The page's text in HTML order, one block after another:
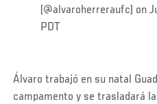
(@alvaroherreraufc) on
PDT
Álvaro trabajó en su natal
campamento y se trasladará